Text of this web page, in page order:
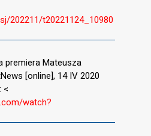
202211/t20221124_10980
premiera Mateusza
[online], 14 IV 2020
<
watch?